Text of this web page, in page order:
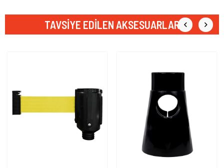
TAVSIYE EDILEN AKSESUARLAR